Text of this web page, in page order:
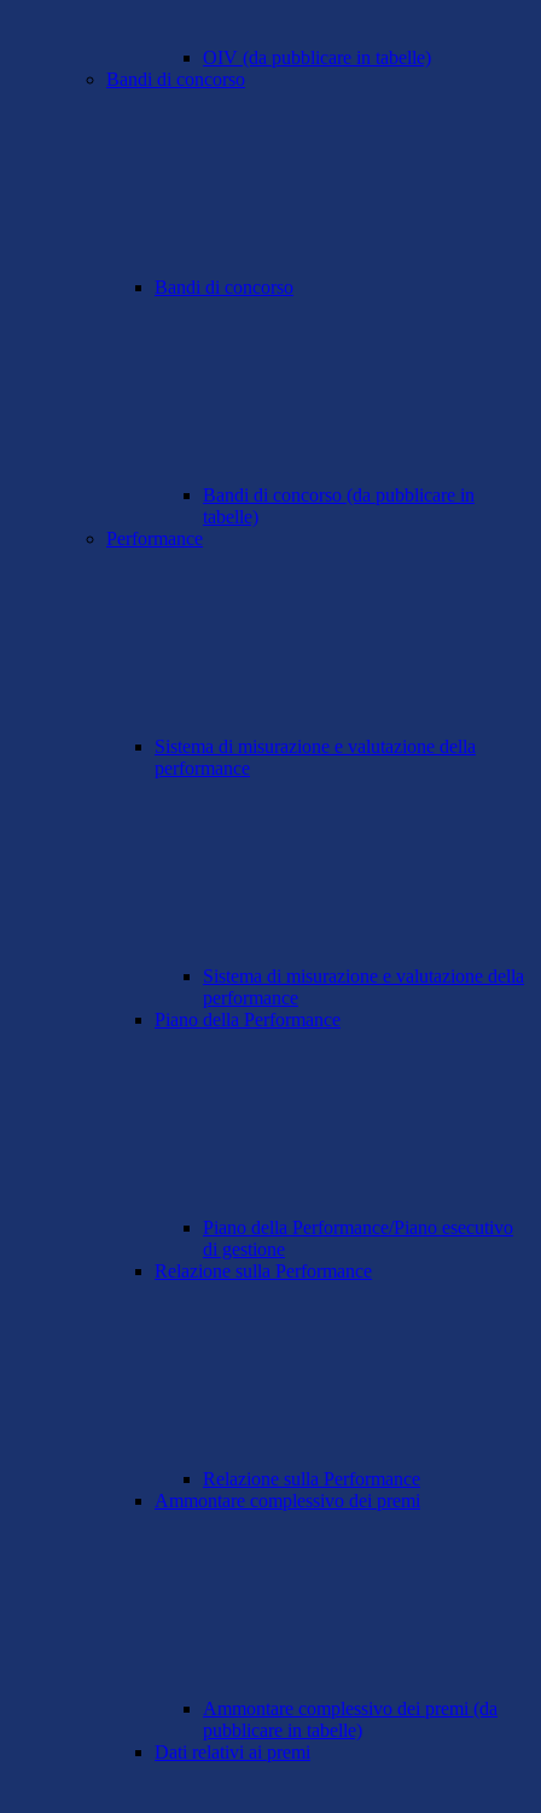
OIV (da pubblicare in tabelle)
Bandi di concorso
Bandi di concorso
Bandi di concorso (da pubblicare in
tabelle)
Performance
Sistema di misurazione e valutazione della
performance
Sistema di misurazione e valutazione della
performance
Piano della Performance
Piano della Performance/Piano esecutivo
di gestione
Relazione sulla Performance
Relazione sulla Performance
Ammontare complessivo dei premi
Ammontare complessivo dei premi (da
pubblicare in tabelle)
Dati relativi ai premi